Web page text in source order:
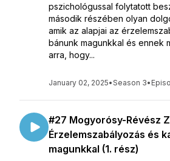
pszichológussal folytatott
második részében olyan
amik az alapjai az
bánunk magunkkal és ennek
arra, hogy...
January 02, 2025•Season 3•
#27 Mogyorósy-Révész
Érzelemszabályozás és
magunkkal (1. rész)